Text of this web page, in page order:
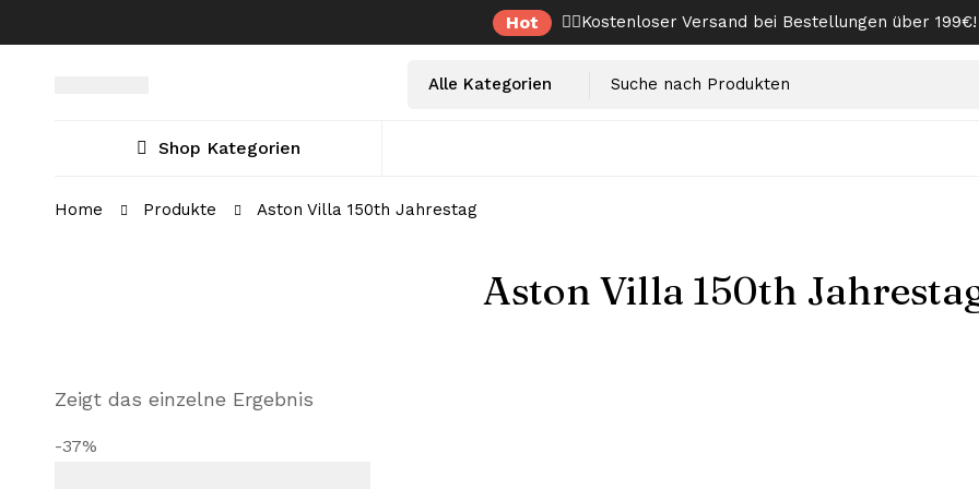
Hot ✌🏼Kostenloser Versand bei Bestellungen über 199€!
Select
Suche
Shop Kategorien
Home Produkte Aston Villa 150th Jahrestag
Aston Villa 150th
Zeigt das einzelne Ergebnis
-37%